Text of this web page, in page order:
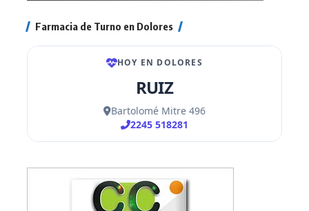
Farmacia de Turno en Dolores